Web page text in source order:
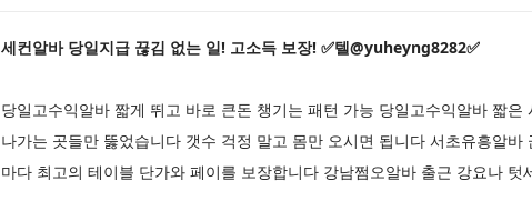
세컨알바 당일지급 끊김 없는 일! 고소득 보장! ✅텔@yuheyng8282✅
당일고수익알바 짧게 뛰고 바로 큰돈 챙기는 패턴 가능 당일고수익알바 짧
나가는 곳들만 뚫었습니다 갯수 걱정 말고 몸만 오시면 됩니다 서초유흥알
마다 최고의 테이블 단가와 페이를 보장합니다 강남쩜오알바 출근 강요나